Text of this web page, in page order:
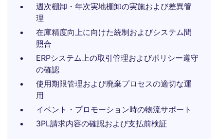
週次棚卸・年次実地棚卸の実施および差異管
理
在庫精度向上に向けた統制およびシステム間
照合
ERPシステム上の取引管理およびポリシー遵守
の確認
使用期限管理および廃棄プロセスの適切な運
用
イベント・プロモーション時の物流サポート
3PL請求内容の確認および支払前検証